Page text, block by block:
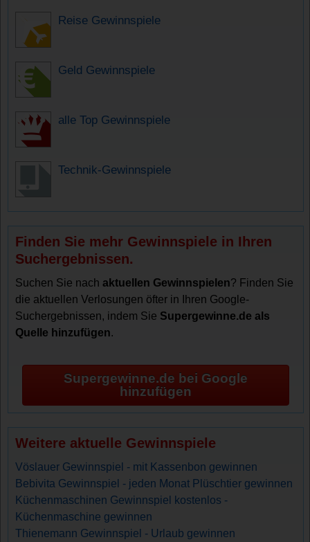
Reise Gewinnspiele
Geld Gewinnspiele
alle Top Gewinnspiele
Technik-Gewinnspiele
Finden Sie mehr Gewinnspiele in Ihren
Suchergebnissen.
Suchen Sie nachaktuellen Gewinnspielen? Finden Sie
die aktuellen Verlosungen öfter in Ihren Google-
Suchergebnissen, indem Sie Supergewinne.de als
Quelle hinzufügen.
Supergewinne.de bei Google
hinzufügen
Weitere aktuelle Gewinnspiele
Vöslauer Gewinnspiel - mit Kassenbon gewinnen
Bebivita Gewinnspiel - jeden Monat Plüschtier gewinnen
Küchenmaschinen Gewinnspiel kostenlos -
Küchenmaschine gewinnen
Thienemann Gewinnspiel - Urlaub gewinnen